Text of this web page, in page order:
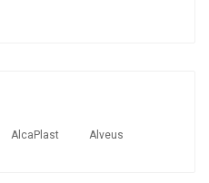
AlcaPlast Alveus